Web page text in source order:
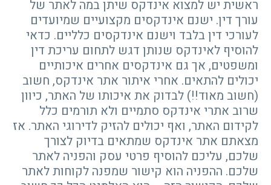
ראשית יש למצוא אינדקס שיתן במה לאתר של
עורך דין. ישנם אינדקסים מקצועיים שמיועדים
לעורכי דין בלבד וישנם אינדקסים כלליים. כדאי
להוסיף לאינדקס שנותן דגש לתחום עריכת דין
ומשפטים, אך גם אינדקסים אחרים איכותיים
יכולים להתאים. אחרי איתור אתר אינדקס, חשוב
(חשוב מאוד!!) לבדוק את איכותו של האתר, כיוון
שרוב אתרי אינדקס סתמיים ולא תורמים כלל
לקידום האתר, ואף יכולים להזיק לדירוגי האתר. אז
מצאתם אתר אינדקס שמתאים בדיוק לצורך
שלכם, עליכם להוסיף פרטי עסק והפניה לאתר
שלכם. ההפניה הוא קישור שמפנה לקוחות לאתר